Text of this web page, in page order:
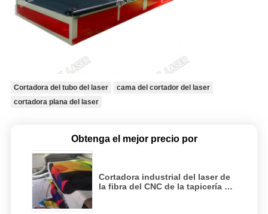
Cortadora del tubo del laser
cama del cortador del laser
cortadora plana del laser
Obtenga el mejor precio por
Cortadora industrial del laser de
la fibra del CNC de la tapicería de